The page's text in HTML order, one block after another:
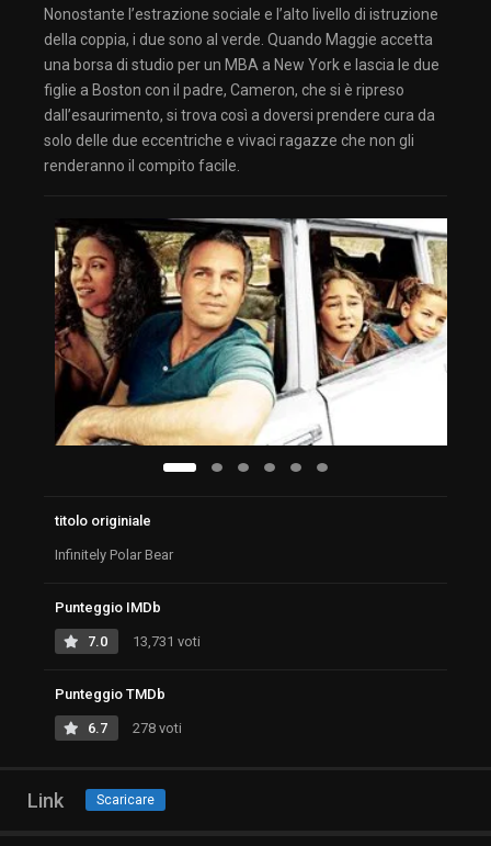
Nonostante l’estrazione sociale e l’alto livello di istruzione
della coppia, i due sono al verde. Quando Maggie accetta
una borsa di studio per un MBA a New York e lascia le due
figlie a Boston con il padre, Cameron, che si è ripreso
dall’esaurimento, si trova così a doversi prendere cura da
solo delle due eccentriche e vivaci ragazze che non gli
renderanno il compito facile.
titolo originiale
Infinitely Polar Bear
Punteggio IMDb
7.0 13,731 voti
Punteggio TMDb
6.7 278 voti
Link Scaricare